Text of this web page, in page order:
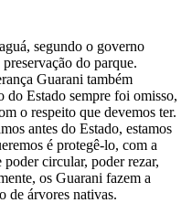
segundo o governo
do parque.
Guarani também
do Estado sempre foi omisso,
o respeito que devemos ter.
antes do Estado, estamos
é protegê-lo, com a
circular, poder rezar,
os Guarani fazem a
de árvores nativas.